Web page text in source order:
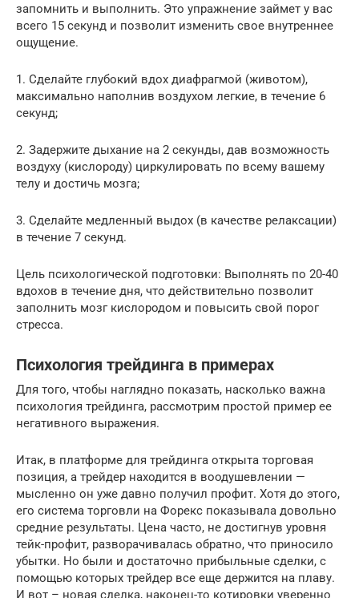
запомнить и выполнить. Это упражнение займет у вас
всего 15 секунд и позволит изменить свое внутреннее
ощущение.
1. Сделайте глубокий вдох диафрагмой (животом),
максимально наполнив воздухом легкие, в течение 6
секунд;
2. Задержите дыхание на 2 секунды, дав возможность
воздуху (кислороду) циркулировать по всему вашему
телу и достичь мозга;
3. Сделайте медленный выдох (в качестве релаксации)
в течение 7 секунд.
Цель психологической подготовки: Выполнять по 20-40
вдохов в течение дня, что действительно позволит
заполнить мозг кислородом и повысить свой порог
стресса.
Психология трейдинга в примерах
Для того, чтобы наглядно показать, насколько важна
психология трейдинга, рассмотрим простой пример ее
негативного выражения.
Итак, в платформе для трейдинга открыта торговая
позиция, а трейдер находится в воодушевлении —
мысленно он уже давно получил профит. Хотя до этого,
его система торговли на Форекс показывала довольно
средние результаты. Цена часто, не достигнув уровня
тейк-профит, разворачивалась обратно, что приносило
убытки. Но были и достаточно прибыльные сделки, с
помощью которых трейдер все еще держится на плаву.
И вот – новая сделка, наконец-то котировки уверенно